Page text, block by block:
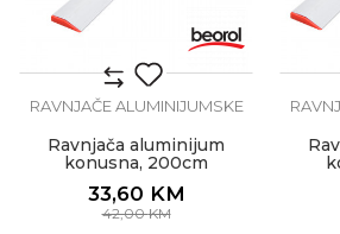
RAVNJAČE ALUMINIJUMSKE
Ravnjača aluminijum
konusna, 200cm
33,60 KM
42,00KM